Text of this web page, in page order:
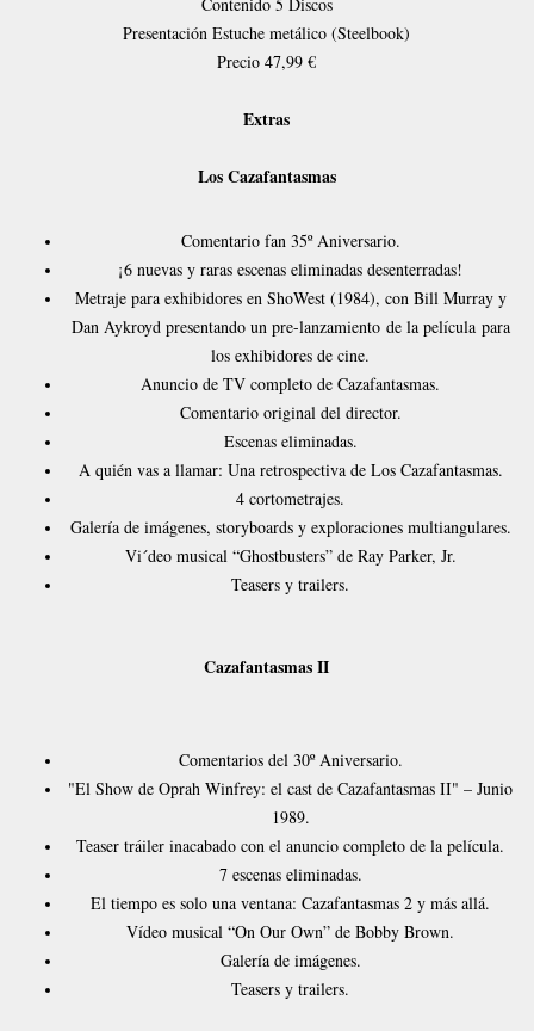
Presentación Estuche metálico (Steelbook)
Precio 47,99 €
Extras
Los Cazafantasmas
Comentario fan 35º Aniversario.
¡6 nuevas y raras escenas eliminadas desenterradas!
Metraje para exhibidores en ShoWest (1984), con Bill Murray y
Dan Aykroyd presentando un pre-lanzamiento de la película para
los exhibidores de cine.
Anuncio de TV completo de Cazafantasmas.
Comentario original del director.
Escenas eliminadas.
A quién vas a llamar: Una retrospectiva de Los Cazafantasmas.
4 cortometrajes.
Galería de imágenes, storyboards y exploraciones multiangulares.
Vi´deo musical “Ghostbusters” de Ray Parker, Jr.
Teasers y trailers.
Cazafantasmas II
Comentarios del 30º Aniversario.
"El Show de Oprah Winfrey: el cast de Cazafantasmas II" – Junio
1989.
Teaser tráiler inacabado con el anuncio completo de la película.
7 escenas eliminadas.
El tiempo es solo una ventana: Cazafantasmas 2 y más allá.
Vídeo musical “On Our Own” de Bobby Brown.
Galería de imágenes.
Teasers y trailers.